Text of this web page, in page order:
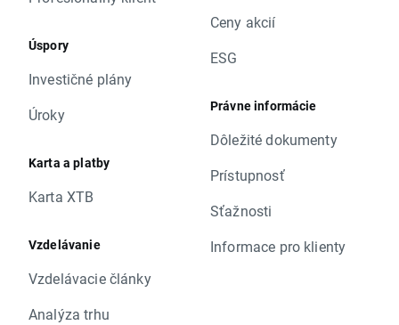
Úspory
Investičné plány
Úroky
Karta a platby
Karta XTB
Vzdelávanie
Vzdelávacie články
Analýza trhu
Ceny akcií
ESG
Právne informácie
Dôležité dokumenty
Prístupnosť
Sťažnosti
Informace pro klienty